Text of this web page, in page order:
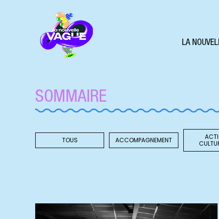
LA
SOMMAIRE
TOUS ACCOMPAGNEMENT